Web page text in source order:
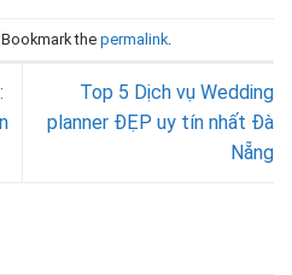
. Bookmark the permalink
Top 5 Dịch vụ Wedding
planner ĐẸP uy tín nhất Đà
Nẵng